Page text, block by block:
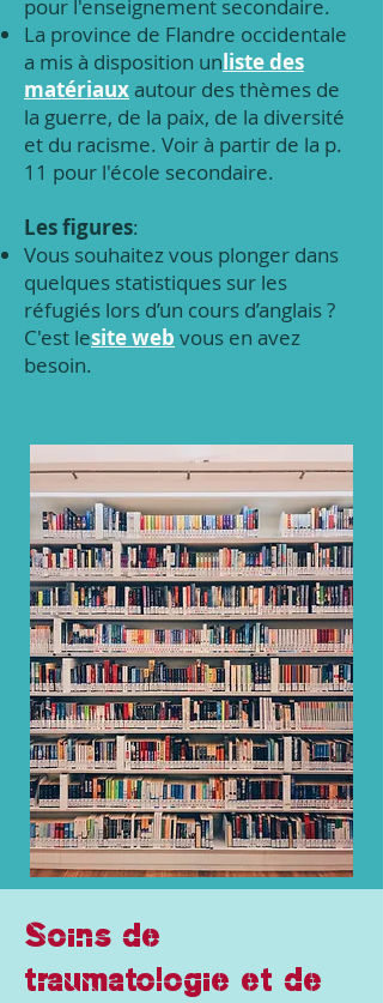
pour l'enseignement secondaire.
La province de Flandre occidentale
a mis à disposition unliste des
matériaux autour des thèmes de
la guerre, de la paix, de la diversité
et du racisme. Voir à partir de la p.
11 pour l'école secondaire.
Les figures:
Vous souhaitez vous plonger dans
quelques statistiques sur les
réfugiés lors d’un cours d’anglais ?
C'est lesite web vous en avez
besoin.
Soins de
traumatologie et de